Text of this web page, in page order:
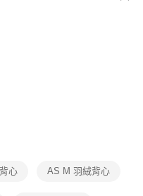
將跳轉至「AFTEE先享後付」
。
中的連結，可透過四大超商／
為交易完成。
結帳頁面顯示為準，若有關於
問，請聯繫「AFTEE先享後付
support/home
費
費
心 AS M 羽絨背心